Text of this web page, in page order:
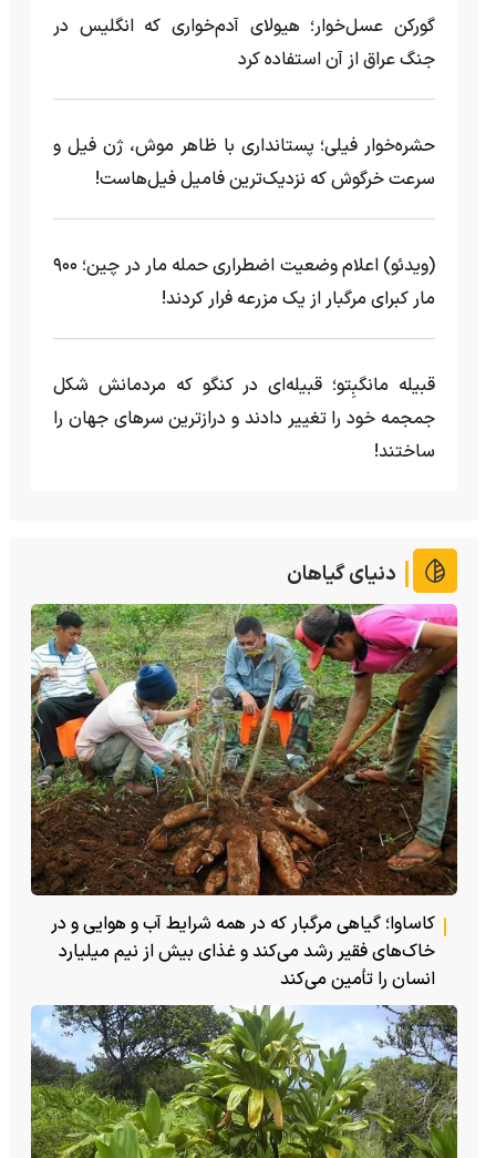
گورکن عسل‌خوار؛ هیولای آدم‌خواری که انگلیس در
جنگ عراق از آن استفاده کرد
حشره‌خوار فیلی؛ پستانداری با ظاهر موش، ژن فیل و
سرعت خرگوش که نزدیک‌ترین فامیل فیل‌هاست!
(ویدئو) اعلام وضعیت اضطراری حمله مار‌ در چین؛ ۹۰۰
مار کبرای مرگبار از یک مزرعه‌ فرار کردند!
قبیله مانگبِتو؛ قبیله‌ای در کنگو که مردمانش شکل
جمجمه خود را تغییر دادند و درازترین سرهای جهان را
ساختند!
دنیای گیاهان
کاساوا؛ گیاهی مرگبار که در همه شرایط آب و هوایی و در
خاک‌های فقیر رشد می‌کند و غذای بیش از نیم میلیارد
انسان را تأمین می‌کند